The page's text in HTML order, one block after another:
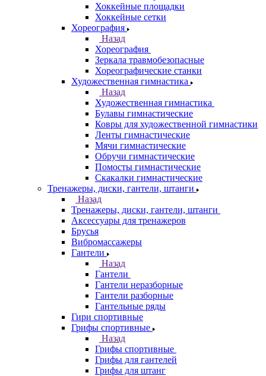
Хоккейные площадки
Хоккейные сетки
Хореография
Назад
Хореография
Зеркала травмобезопасные
Хореографические станки
Художественная гимнастика
Назад
Художественная гимнастика
Булавы гимнастические
Ковры для художественной гимнастики
Ленты гимнастические
Мячи гимнастические
Обручи гимнастические
Помосты гимнастические
Скакалки гимнастические
Тренажеры, диски, гантели, штанги
Назад
Тренажеры, диски, гантели, штанги
Аксессуары для тренажеров
Брусья
Вибромассажеры
Гантели
Назад
Гантели
Гантели неразборные
Гантели разборные
Гантельные ряды
Гири спортивные
Грифы спортивные
Назад
Грифы спортивные
Грифы для гантелей
Грифы для штанг